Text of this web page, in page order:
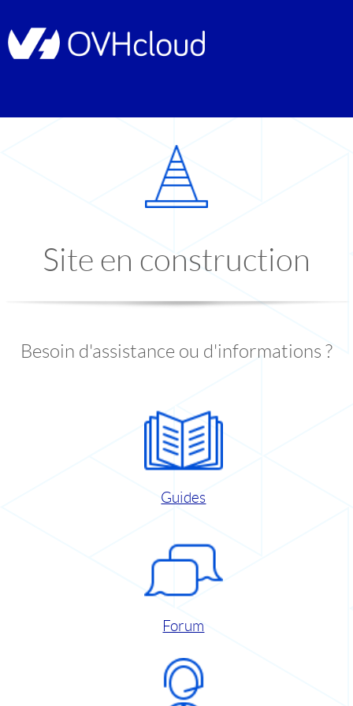
Site en construction
Besoin d'assistance ou d'informations ?
Guides
Forum